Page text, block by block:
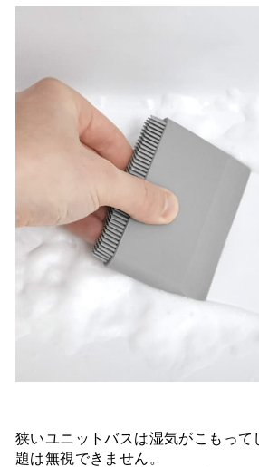
狭いユニットバスは湿気がこもって
題は無視できません。